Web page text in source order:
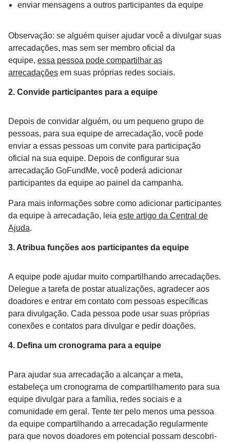
enviar mensagens a outros participantes da equipe
Observação: se alguém quiser ajudar você a divulgar suas
arrecadações, mas sem ser membro oficial da
equipe, essa pessoa pode compartilhar as
arrecadações em suas próprias redes sociais.
2. Convide participantes para a equipe
Depois de convidar alguém, ou um pequeno grupo de
pessoas, para sua equipe de arrecadação, você pode
enviar a essas pessoas um convite para participação
oficial na sua equipe. Depois de configurar sua
arrecadação GoFundMe, você poderá adicionar
participantes da equipe ao painel da campanha.
Para mais informações sobre como adicionar participantes
da equipe à arrecadação, leia este artigo da Central de
Ajuda.
3. Atribua funções aos participantes da equipe
A equipe pode ajudar muito compartilhando arrecadações.
Delegue a tarefa de postar atualizações, agradecer aos
doadores e entrar em contato com pessoas específicas
para divulgação. Cada pessoa pode usar suas próprias
conexões e contatos para divulgar e pedir doações.
4. Defina um cronograma para a equipe
Para ajudar sua arrecadação a alcançar a meta,
estabeleça um cronograma de compartilhamento para sua
equipe divulgar para a família, redes sociais e a
comunidade em geral. Tente ter pelo menos uma pessoa
da equipe compartilhando a arrecadação regularmente
para que novos doadores em potencial possam descobri-